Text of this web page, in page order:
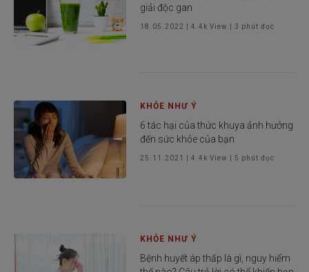
giải độc gan
18.05.2022 |4.4k View |3 phút đọc
KHỎE NHƯ Ý
6 tác hại của thức khuya ảnh hưởng
đến sức khỏe của bạn
25.11.2021 |4.4k View |5 phút đọc
KHỎE NHƯ Ý
Bệnh huyết áp thấp là gì, nguy hiểm